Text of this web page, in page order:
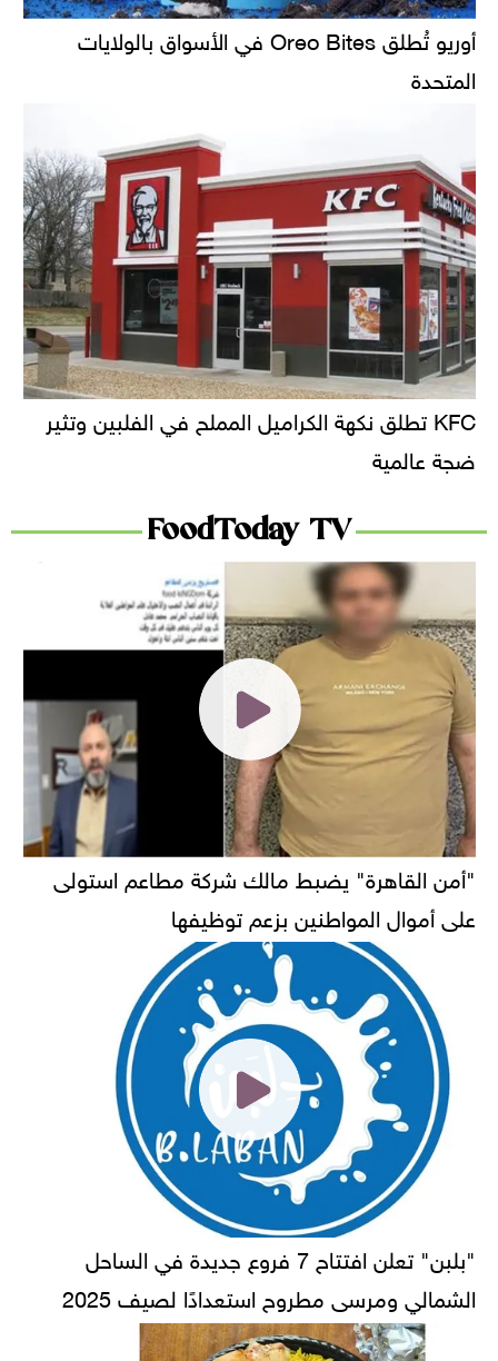
أوريو تُطلق Oreo Bites في الأسواق بالولايات
المتحدة
KFC تطلق نكهة الكراميل المملح في الفلبين وتثير
ضجة عالمية
FoodToday TV
"أمن القاهرة" يضبط مالك شركة مطاعم استولى
على أموال المواطنين بزعم توظيفها
"بلبن" تعلن افتتاح 7 فروع جديدة في الساحل
الشمالي ومرسى مطروح استعدادًا لصيف 2025